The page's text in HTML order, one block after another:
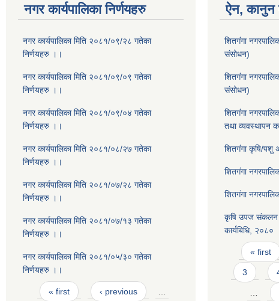
नगर कार्यपालिका निर्णयहरु
नगर कार्यपालिका मिति २०८१/०९/२८ गतेका
निर्णयहरु ।।
नगर कार्यपालिका मिति २०८१/०९/०९ गतेका
निर्णयहरु ।।
नगर कार्यपालिका मिति २०८१/०९/०४ गतेका
निर्णयहरु ।।
नगर कार्यपालिका मिति २०८१/०८/२७ गतेका
निर्णयहरु ।।
नगर कार्यपालिका मिति २०८१/०७/२८ गतेका
निर्णयहरु ।।
नगर कार्यपालिका मिति २०८१/०७/१३ गतेका
निर्णयहरु ।।
नगर कार्यपालिका मिति २०८१/०५/३० गतेका
निर्णयहरु ।।
Pages
« first ‹ previous
ऐन, कानुन
शितगंगा
संसोधन)
शितगंगा
संसोधन)
शितगंगा
तथा व्यवस्थापन
शितगंगा कृषि/पशु
शितगंगा
शितगंगा
कृषि उपज संकलन
कार्यबिधि, २०८०
Pages
« first
3